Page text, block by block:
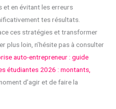
et en évitant les erreurs
tes résultats.
ces stratégies et transformer
plus loin, n’hésite pas à consulter
auto-entrepreneur : guide
étudiantes 2026 : montants,
d’agir et de faire la